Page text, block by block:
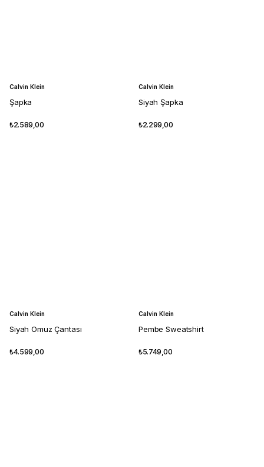
Calvin Klein
Şapka
₺2.589,00
Calvin Klein
Siyah Şapka
₺2.299,00
Calvin Klein
Siyah Omuz Çantası
₺4.599,00
Calvin Klein
Pembe Sweatshirt
₺5.749,00